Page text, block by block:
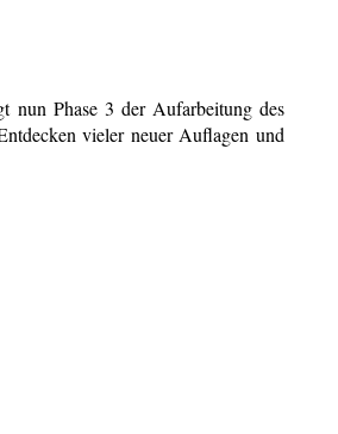
nun Phase 3 der Aufarbeitung des
vieler neuer Auflagen und